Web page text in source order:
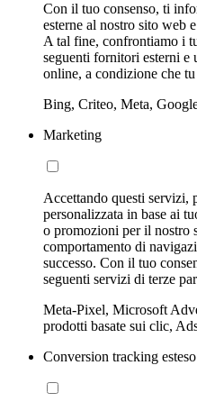
Con il tuo consenso, ti
esterne al nostro sito web
A tal fine, confrontiamo i
seguenti fornitori esterni
online, a condizione che
Bing, Criteo, Meta,
Marketing
Accettando questi servizi,
personalizzata in base ai
o promozioni per il nostro
comportamento di
successo. Con il tuo
seguenti servizi di terze
Meta-Pixel, Microsoft
prodotti basate sui clic,
Conversion tracking esteso